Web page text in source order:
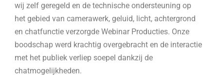
wij zelf geregeld en de technische ondersteuning op
het gebied van camerawerk, geluid, licht, achtergrond
en chatfunctie verzorgde Webinar Producties. Onze
boodschap werd krachtig overgebracht en de interactie
met het publiek verliep soepel dankzij de
chatmogelijkheden.